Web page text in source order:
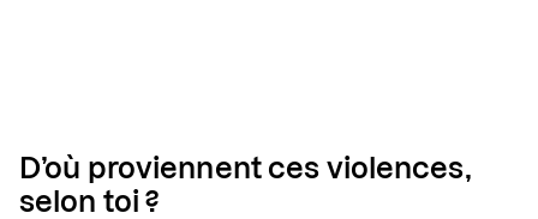
D’où proviennent ces violences,
selon toi ?